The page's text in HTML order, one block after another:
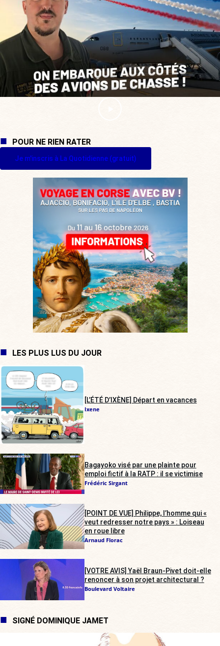
POUR NE RIEN RATER
Je m'inscris à La Quotidienne (gratuit)
LES PLUS LUS DU JOUR
[L’ÉTÉ D’IXÈNE] Départ en vacances
Ixene
Bagayoko visé par une plainte pour
emploi fictif à la RATP : il se victimise
Frédéric Sirgant
[POINT DE VUE] Philippe, l’homme qui «
veut redresser notre pays » : Loiseau
en roue libre
Arnaud Florac
[VOTRE AVIS] Yaël Braun-Pivet doit-elle
renoncer à son projet architectural ?
Boulevard Voltaire
SIGNÉ DOMINIQUE JAMET